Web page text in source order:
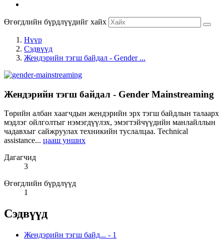
Өгөгдлийн бүрдлүүдийг хайх
Нүүр
Сэдвүүд
Жендэрийн тэгш байдал - Gender ...
Жендэрийн тэгш байдал - Gender Mainstreaming
Төрийн албан хаагчдын жендэрийн эрх тэгш байдлын талаарх
мэдлэг ойлголтыг нэмэгдүүлэх, эмэгтэйчүүдийн манлайллын
чадавхыг сайжруулах техникийн туслалцаа. Technical
assistance... цааш унших
Дагагчид
3
Өгөгдлийн бүрдлүүд
1
Сэдвүүд
Жендэрийн тэгш байд... - 1